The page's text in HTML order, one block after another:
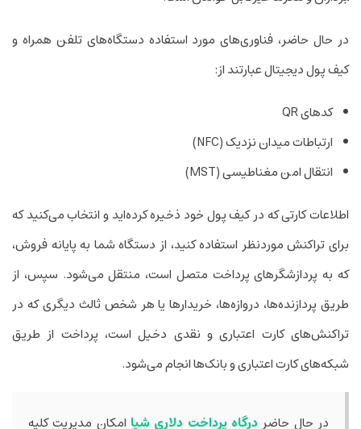
در حال حاضر، فناوری‌های مورد استفاده دستگاه‌های تلفن همراه و
کیف پول دیجیتال عبارتند از:
کدهای QR
ارتباطات میدان نزدیک (NFC)
انتقال امن مغناطیسی (MST)
اطلاعات کارتی که در کیف پول خود ذخیره کرده‌­اید و انتخاب می‌­کنید که
برای تراکنش مورد­نظر استفاده کنید، از دستگاه شما به پایانه فروش،
که به پردازشگرهای پرداخت متصل است، منتقل می‌شود. سپس، از
طریق پردازنده‌ها، دروازه‌ها، خریدارها یا هر شخص ثالث دیگری که در
تراکنش‌های کارت اعتباری و نقدی دخیل است، پرداخت از طریق
شبکه‌های کارت اعتباری و بانک‌ها انجام می‌شود.
در حال حاضردرﮔﺎه‌ پرداخت دلاری شپا امکان مدیریت کلیه